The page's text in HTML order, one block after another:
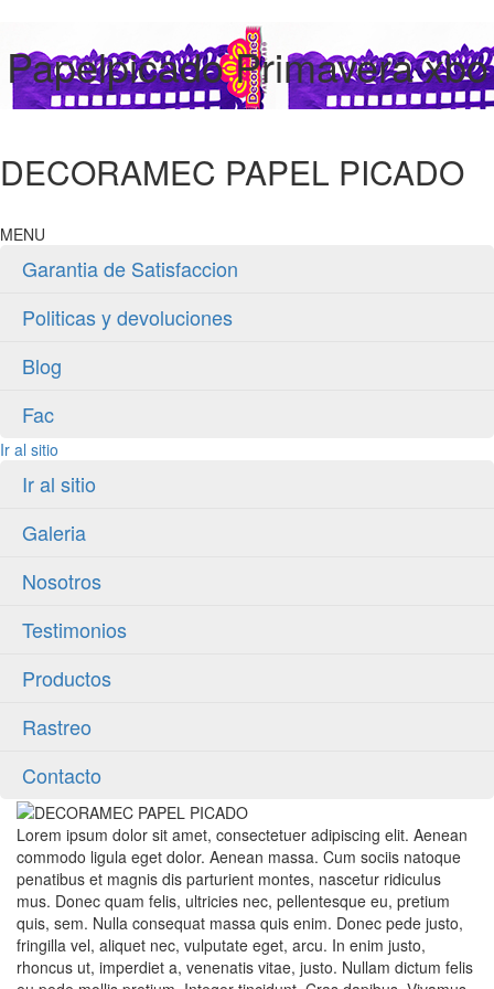
Papelpicado Primavera xbo
DECORAMEC PAPEL PICADO
MENU
Garantia de Satisfaccion
Politicas y devoluciones
Blog
Fac
Ir al sitio
Ir al sitio
Galeria
Nosotros
Testimonios
Productos
Rastreo
Contacto
Lorem ipsum dolor sit amet, consectetuer adipiscing elit. Aenean
commodo ligula eget dolor. Aenean massa. Cum sociis natoque
penatibus et magnis dis parturient montes, nascetur ridiculus
mus. Donec quam felis, ultricies nec, pellentesque eu, pretium
quis, sem. Nulla consequat massa quis enim. Donec pede justo,
fringilla vel, aliquet nec, vulputate eget, arcu. In enim justo,
rhoncus ut, imperdiet a, venenatis vitae, justo. Nullam dictum felis